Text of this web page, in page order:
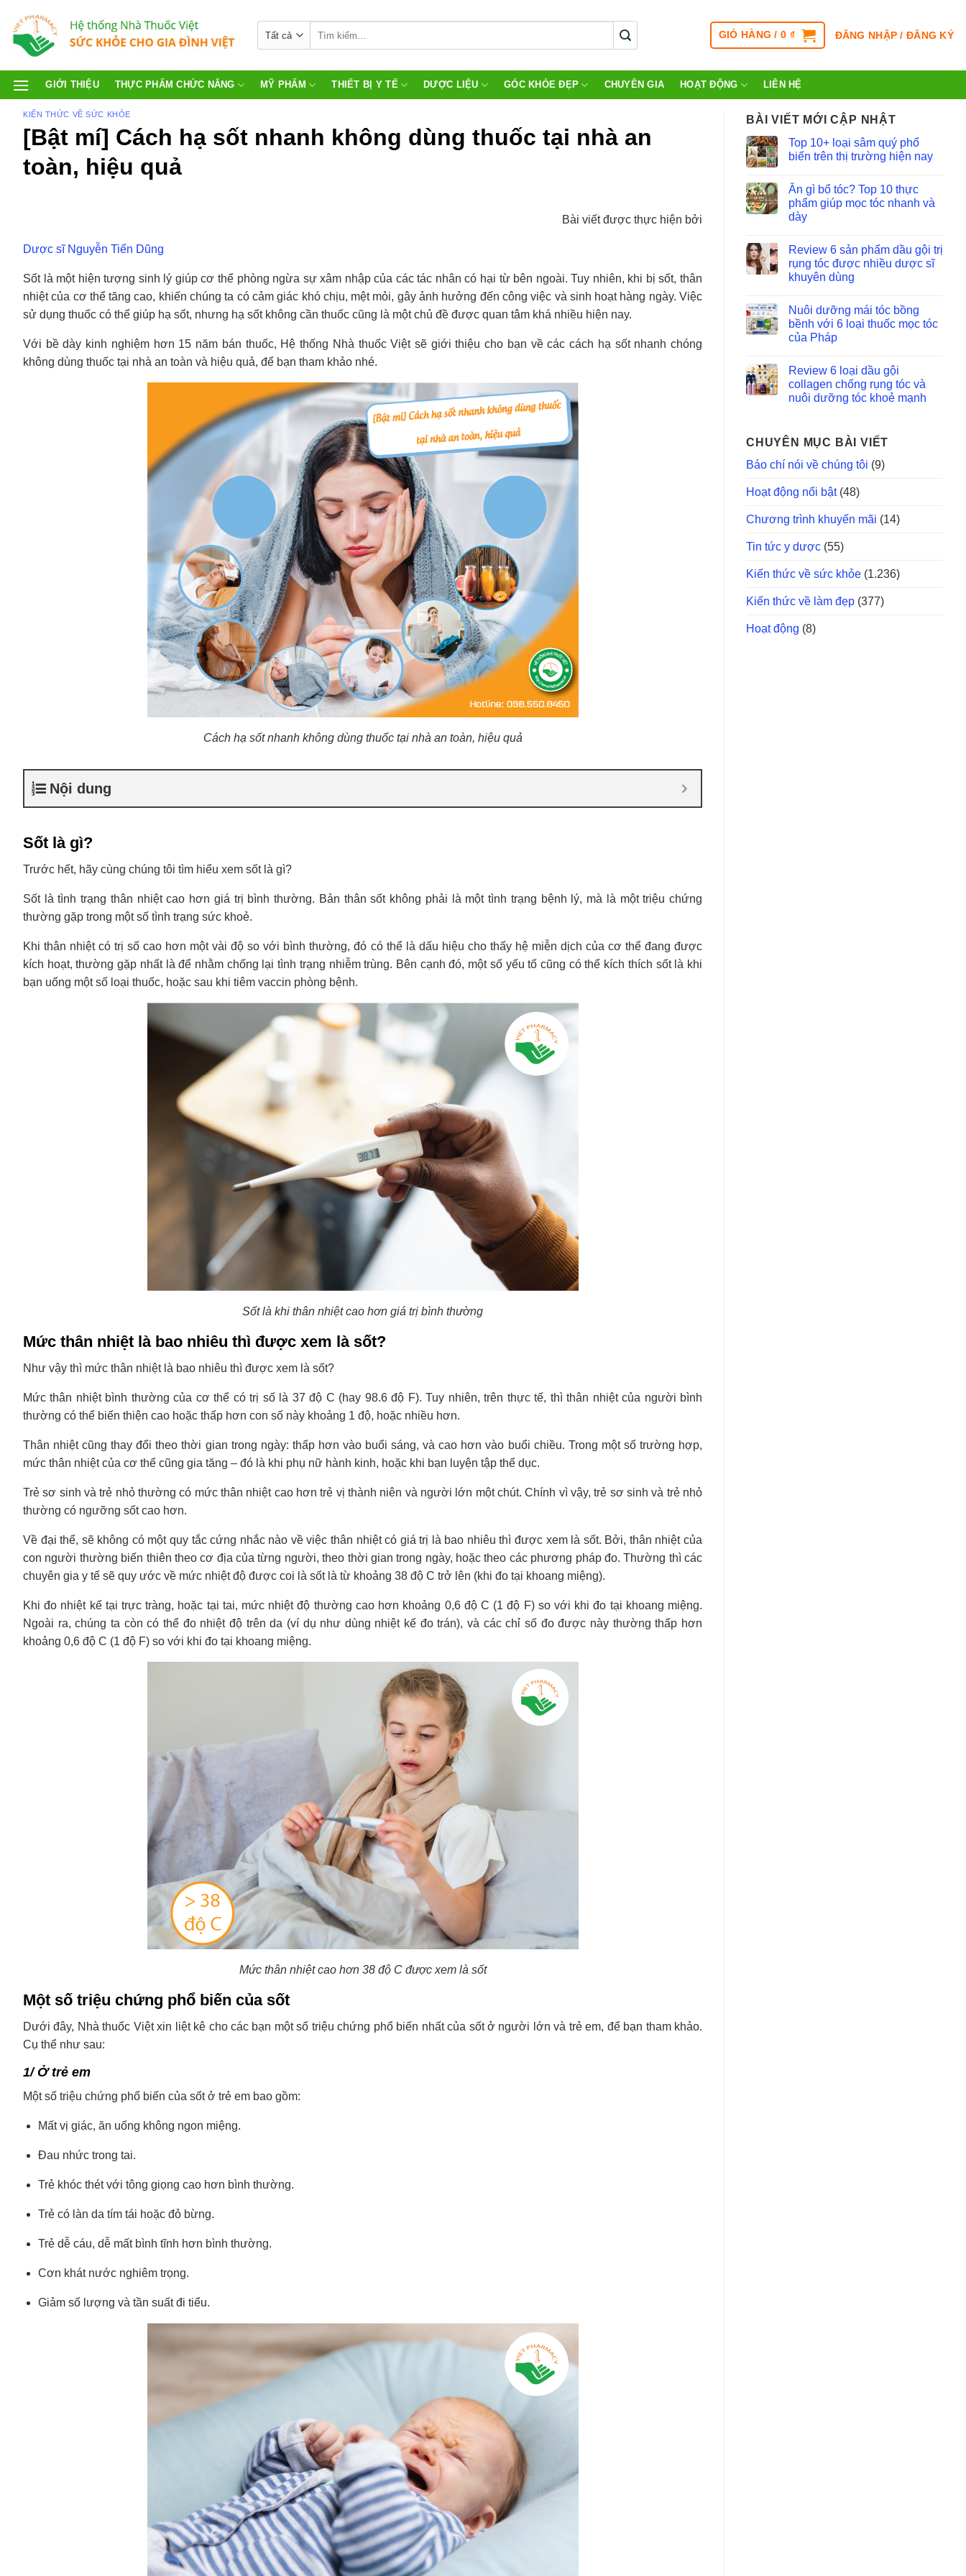
GIỎ HÀNG /0 ₫ ĐĂNG NHẬP / ĐĂNG KÝ
GIỚI THIỆU THỰC PHẨM CHỨC NĂNG MỸ PHẨM THIẾT BỊ Y TẾ DƯỢC LIỆU GÓC KHỎE ĐẸP CHUYÊN GIA HOẠT ĐỘNG LIÊN HỆ
KIẾN THỨC VỀ SỨC KHỎE
[Bật mí] Cách hạ sốt nhanh không dùng thuốc tại nhà an
toàn, hiệu quả
Bài viết được thực hiện bởi
Dược sĩ Nguyễn Tiến Dũng
Sốt là một hiện tượng sinh lý giúp cơ thể phòng ngừa sự xâm nhập của các tác nhân có hại từ bên ngoài. Tuy nhiên, khi bị sốt, thân
nhiệt của cơ thể tăng cao, khiến chúng ta có cảm giác khó chịu, mệt mỏi, gây ảnh hưởng đến công việc và sinh hoạt hàng ngày. Việc
sử dụng thuốc có thể giúp hạ sốt, nhưng hạ sốt không cần thuốc cũng là một chủ đề được quan tâm khá nhiều hiện nay.
Với bề dày kinh nghiệm hơn 15 năm bán thuốc, Hệ thống Nhà thuốc Việt sẽ giới thiệu cho bạn về các cách hạ sốt nhanh chóng
không dùng thuốc tại nhà an toàn và hiệu quả, để bạn tham khảo nhé.
Cách hạ sốt nhanh không dùng thuốc tại nhà an toàn, hiệu quả
Nội dung
Sốt là gì?
Trước hết, hãy cùng chúng tôi tìm hiểu xem sốt là gì?
Sốt là tình trạng thân nhiệt cao hơn giá trị bình thường. Bản thân sốt không phải là một tình trạng bệnh lý, mà là một triệu chứng
thường gặp trong một số tình trạng sức khoẻ.
Khi thân nhiệt có trị số cao hơn một vài độ so với bình thường, đó có thể là dấu hiệu cho thấy hệ miễn dịch của cơ thể đang được
kích hoạt, thường gặp nhất là để nhằm chống lại tình trạng nhiễm trùng. Bên cạnh đó, một số yếu tố cũng có thể kích thích sốt là khi
bạn uống một số loại thuốc, hoặc sau khi tiêm vaccin phòng bệnh.
Sốt là khi thân nhiệt cao hơn giá trị bình thường
Mức thân nhiệt là bao nhiêu thì được xem là sốt?
Như vậy thì mức thân nhiệt là bao nhiêu thì được xem là sốt?
Mức thân nhiệt bình thường của cơ thể có trị số là 37 độ C (hay 98.6 độ F). Tuy nhiên, trên thực tế, thì thân nhiệt của người bình
thường có thể biến thiện cao hoặc thấp hơn con số này khoảng 1 độ, hoặc nhiều hơn.
Thân nhiệt cũng thay đổi theo thời gian trong ngày: thấp hơn vào buổi sáng, và cao hơn vào buổi chiều. Trong một số trường hợp,
mức thân nhiệt của cơ thể cũng gia tăng – đó là khi phụ nữ hành kinh, hoặc khi bạn luyện tập thể dục.
Trẻ sơ sinh và trẻ nhỏ thường có mức thân nhiệt cao hơn trẻ vị thành niên và người lớn một chút. Chính vì vậy, trẻ sơ sinh và trẻ nhỏ
thường có ngưỡng sốt cao hơn.
Về đại thể, sẽ không có một quy tắc cứng nhắc nào về việc thân nhiệt có giá trị là bao nhiêu thì được xem là sốt. Bởi, thân nhiệt của
con người thường biến thiên theo cơ địa của từng người, theo thời gian trong ngày, hoặc theo các phương pháp đo. Thường thì các
chuyên gia y tế sẽ quy ước về mức nhiệt độ được coi là sốt là từ khoảng 38 độ C trở lên (khi đo tại khoang miệng).
Khi đo nhiệt kế tại trực tràng, hoặc tại tai, mức nhiệt độ thường cao hơn khoảng 0,6 độ C (1 độ F) so với khi đo tại khoang miệng.
Ngoài ra, chúng ta còn có thể đo nhiệt độ trên da (ví dụ như dùng nhiệt kế đo trán), và các chỉ số đo được này thường thấp hơn
khoảng 0,6 độ C (1 độ F) so với khi đo tại khoang miệng.
Mức thân nhiệt cao hơn 38 độ C được xem là sốt
Một số triệu chứng phổ biến của sốt
Dưới đây, Nhà thuốc Việt xin liệt kê cho các bạn một số triệu chứng phổ biến nhất của sốt ở người lớn và trẻ em, để bạn tham khảo.
Cụ thể như sau:
1/ Ở trẻ em
Một số triệu chứng phổ biến của sốt ở trẻ em bao gồm:
Mất vị giác, ăn uống không ngon miệng.
Đau nhức trong tai.
Trẻ khóc thét với tông giọng cao hơn bình thường.
Trẻ có làn da tím tái hoặc đỏ bừng.
Trẻ dễ cáu, dễ mất bình tĩnh hơn bình thường.
Cơn khát nước nghiêm trọng.
Giảm số lượng và tần suất đi tiểu.
BÀI VIẾT MỚI CẬP NHẬT
Top 10+ loại sâm quý phổ
biến trên thị trường hiện nay
Ăn gì bổ tóc? Top 10 thực
phẩm giúp mọc tóc nhanh và
dày
Review 6 sản phẩm dầu gội trị
rụng tóc được nhiều dược sĩ
khuyên dùng
Nuôi dưỡng mái tóc bồng
bềnh với 6 loại thuốc mọc tóc
của Pháp
Review 6 loại dầu gội
collagen chống rụng tóc và
nuôi dưỡng tóc khoẻ mạnh
CHUYÊN MỤC BÀI VIẾT
Báo chí nói về chúng tôi (9)
Hoạt động nổi bật(48)
Chương trình khuyến mãi (14)
Tin tức y dược (55)
Kiến thức về sức khỏe (1.236)
Kiến thức về làm đẹp (377)
Hoạt động (8)